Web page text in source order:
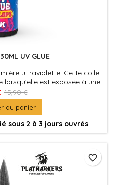
UV GLUE
ultraviolette. Cette colle
est exposée à une
UV.
15,90 €
au panier
sous 2 à 3 jours ouvrés
favorite_border